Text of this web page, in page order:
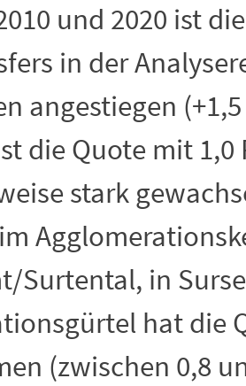
und 2020 ist
in der
angestiegen
die Quote mit
stark
Surtental, in
hat die
(zwischen 0,8